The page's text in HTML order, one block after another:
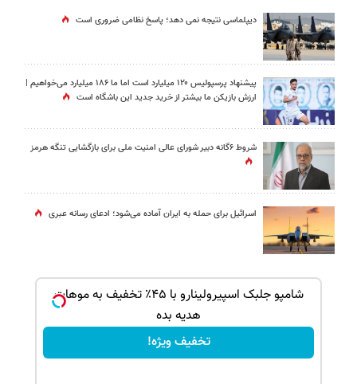
دیپلماسی نتیجه‌ نمی دهد؛ پاسخ نظامی ضروری است
پیشنهاد پرسپولیس ۱۲۰ میلیارد است اما ما ۱۸۶ میلیارد می‌خواهیم |
ارزش بازیکن ما بیشتر از خرید جدید این باشگاه است
شروط ۶گانه دبیر شورای عالی امنیت ملی برای بازگشایی تنگه هرمز
اسرائیل برای حمله به ایران آماده می‌شود؛ ادعای رسانه عبری
شامپو جلبک اسپیرولینارو با ۴۵٪ تخفیف به موهات
هدیه بده
تخفیف ویژه!